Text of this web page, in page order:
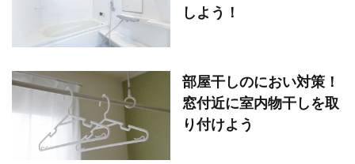
しよう！
部屋干しのにおい対策！
窓付近に室内物干しを取
り付けよう